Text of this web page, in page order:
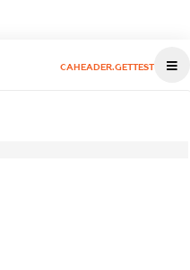
CAHEADER.GETTEST